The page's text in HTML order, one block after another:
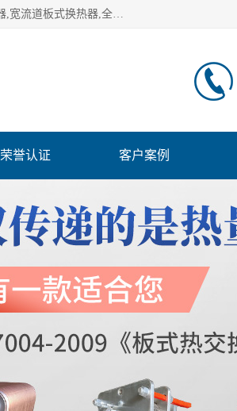
湖南欧力德换热实业有限公司生产换热设备,板式换热器,板式热交换器,板式换热器机组,卫生级板式换热器,宽流道板式换热器,全焊接板式换热器,钎焊板式换热器,钛材板式换热器,容积式换热器,盘管换热,不锈钢水箱,定压补水机组,变频供水机组等,用户覆盖：湖南、湖北、广西、广东、海南、云南、贵州等全国各地。
荣誉认证 客户案例